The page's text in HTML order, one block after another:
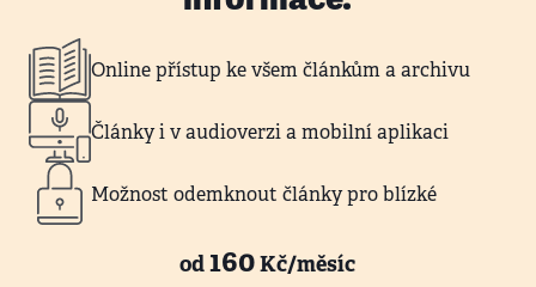
Online přístup ke všem článkům a archivu
Články i v audioverzi a mobilní aplikaci
Možnost odemknout články pro blízké
od160Kč/měsíc